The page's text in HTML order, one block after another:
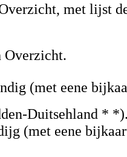
met lijst
Overzicht.
(met eene
Duitsehland *
(met eene